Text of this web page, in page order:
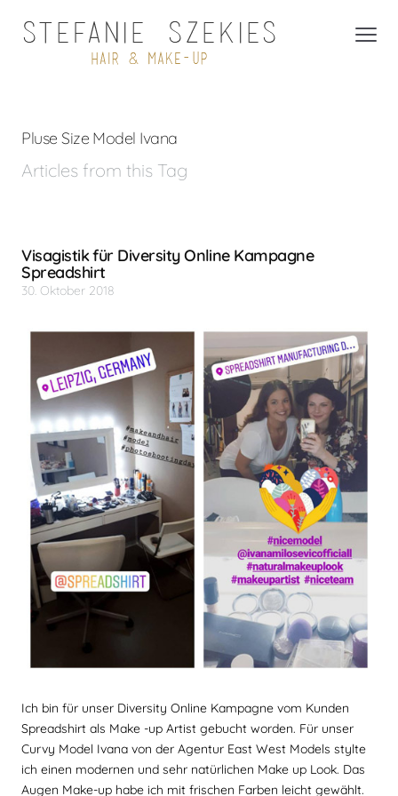
Pluse Size Model Ivana
Articles from this Tag
Visagistik für Diversity Online Kampagne
Spreadshirt
30. Oktober 2018
Ich bin für unser Diversity Online Kampagne vom Kunden
Spreadshirt als Make -up Artist gebucht worden. Für unser
Curvy Model Ivana von der Agentur East West Models stylte
ich einen modernen und sehr natürlichen Make up Look. Das
Augen Make-up habe ich mit frischen Farben leicht gewählt.